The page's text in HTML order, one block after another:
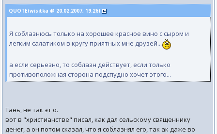
QUOTE(wisitka @ 20.02.2007, 19:26)
Я соблазнюсь только на хорошее красное вино с сыром и
легким салатиком в кругу приятных мне друзей...
а если серьезно, то соблазн действует, если только
противоположная сторона подспудно хочет этого...
Тань, не так эт о.
вот в "христианстве" писал, как дал сельскому священнику
денег, а он потом сказал, что я соблазнял его, так ак даже во